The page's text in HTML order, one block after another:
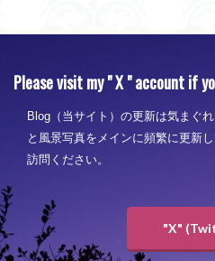
Please visit my " X " account if
Blog（当サイト）の更新は気まぐ
と風景写真をメインに頻繁に更新
訪問ください。
"X"